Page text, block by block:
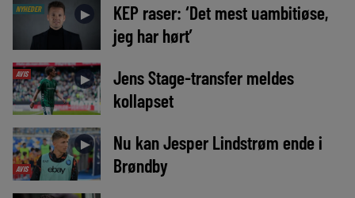
NYHEDER ►
KEP raser: ‘Det mest uambitiøse,
jeg har hørt’
AVIS ►
Jens Stage-transfer meldes
kollapset
AVIS
►
Nu kan Jesper Lindstrøm ende i
Brøndby